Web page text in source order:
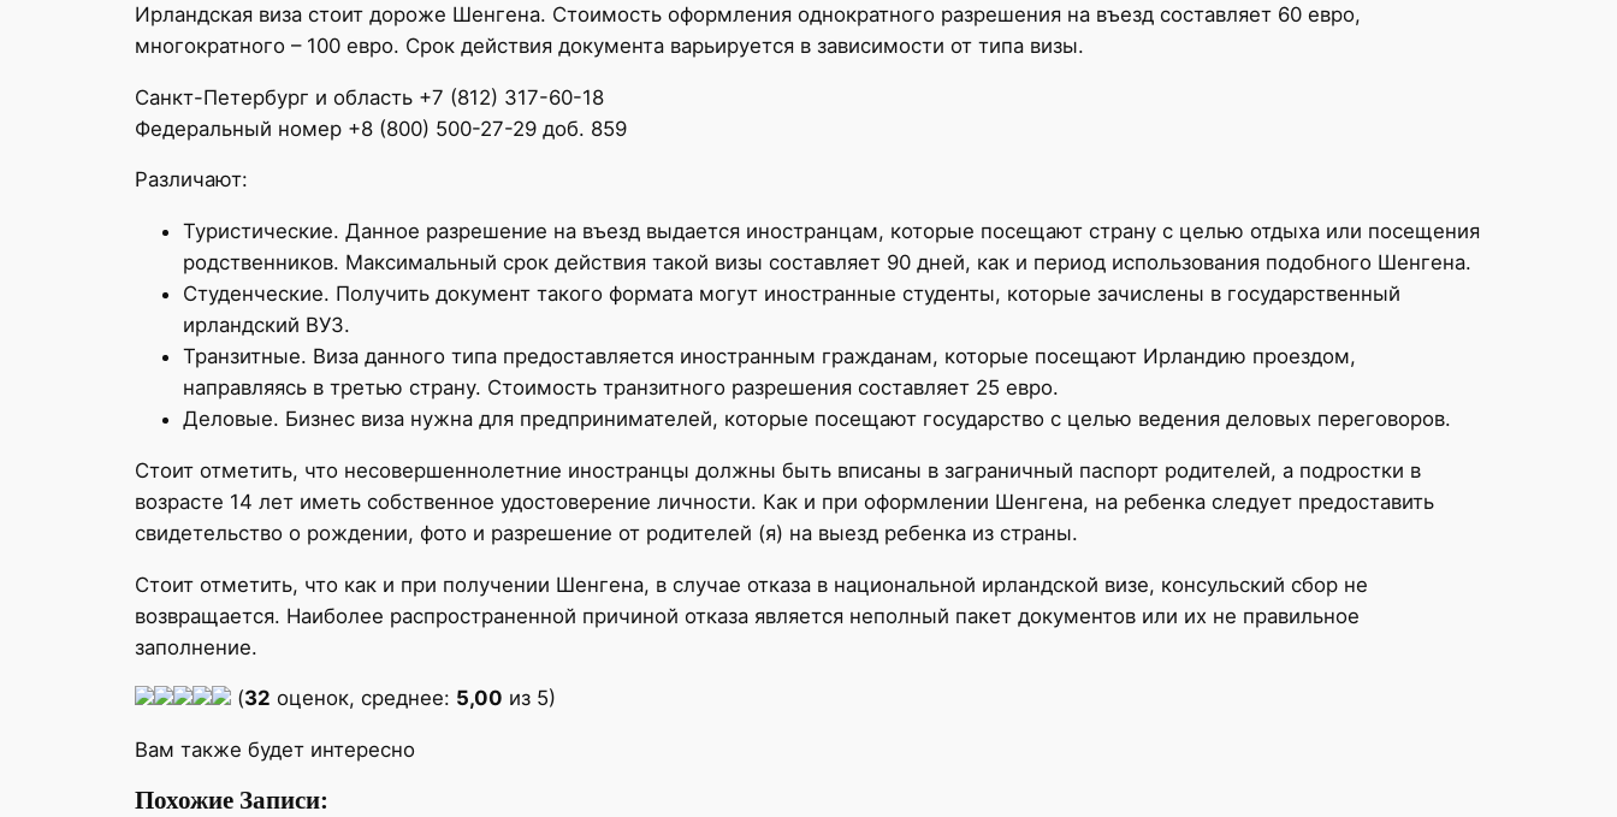
Ирландская виза стоит дороже Шенгена. Стоимость оформления однократного разрешения на въезд составляет 60 евро,
многократного – 100 евро. Срок действия документа варьируется в зависимости от типа визы.
Санкт-Петербург и область +7 (812) 317-60-18
Федеральный номер +8 (800) 500-27-29 доб. 859
Различают:
Туристические. Данное разрешение на въезд выдается иностранцам, которые посещают страну с целью отдыха или посещения
родственников. Максимальный срок действия такой визы составляет 90 дней, как и период использования подобного Шенгена.
Студенческие. Получить документ такого формата могут иностранные студенты, которые зачислены в государственный
ирландский ВУЗ.
Транзитные. Виза данного типа предоставляется иностранным гражданам, которые посещают Ирландию проездом,
направляясь в третью страну. Стоимость транзитного разрешения составляет 25 евро.
Деловые. Бизнес виза нужна для предпринимателей, которые посещают государство с целью ведения деловых переговоров.
Стоит отметить, что несовершеннолетние иностранцы должны быть вписаны в заграничный паспорт родителей, а подростки в
возрасте 14 лет иметь собственное удостоверение личности. Как и при оформлении Шенгена, на ребенка следует предоставить
свидетельство о рождении, фото и разрешение от родителей (я) на выезд ребенка из страны.
Стоит отметить, что как и при получении Шенгена, в случае отказа в национальной ирландской визе, консульский сбор не
возвращается. Наиболее распространенной причиной отказа является неполный пакет документов или их не правильное
заполнение.
(32 оценок, среднее: 5,00 из 5)
Вам также будет интересно
Похожие Записи: